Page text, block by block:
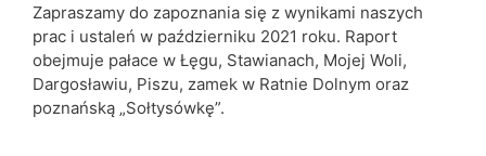
Zapraszamy do zapoznania się z wynikami naszych
prac i ustaleń w październiku 2021 roku. Raport
obejmuje pałace w Łęgu, Stawianach, Mojej Woli,
Dargosławiu, Piszu, zamek w Ratnie Dolnym oraz
poznańską „Sołtysówkę”.